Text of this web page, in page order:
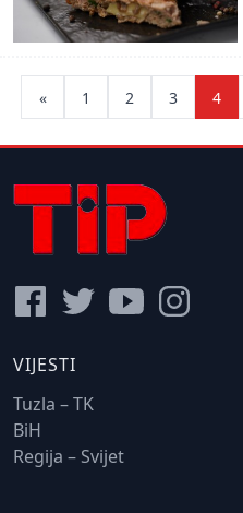
pagination
« 1 2 3 4
VIJESTI
Tuzla – TK
BiH
Regija – Svijet